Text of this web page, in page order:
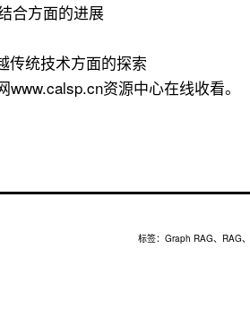
合方面的进展
统技术方面的探索
资源中心在线收看。
标签： Graph RAG、 RAG、